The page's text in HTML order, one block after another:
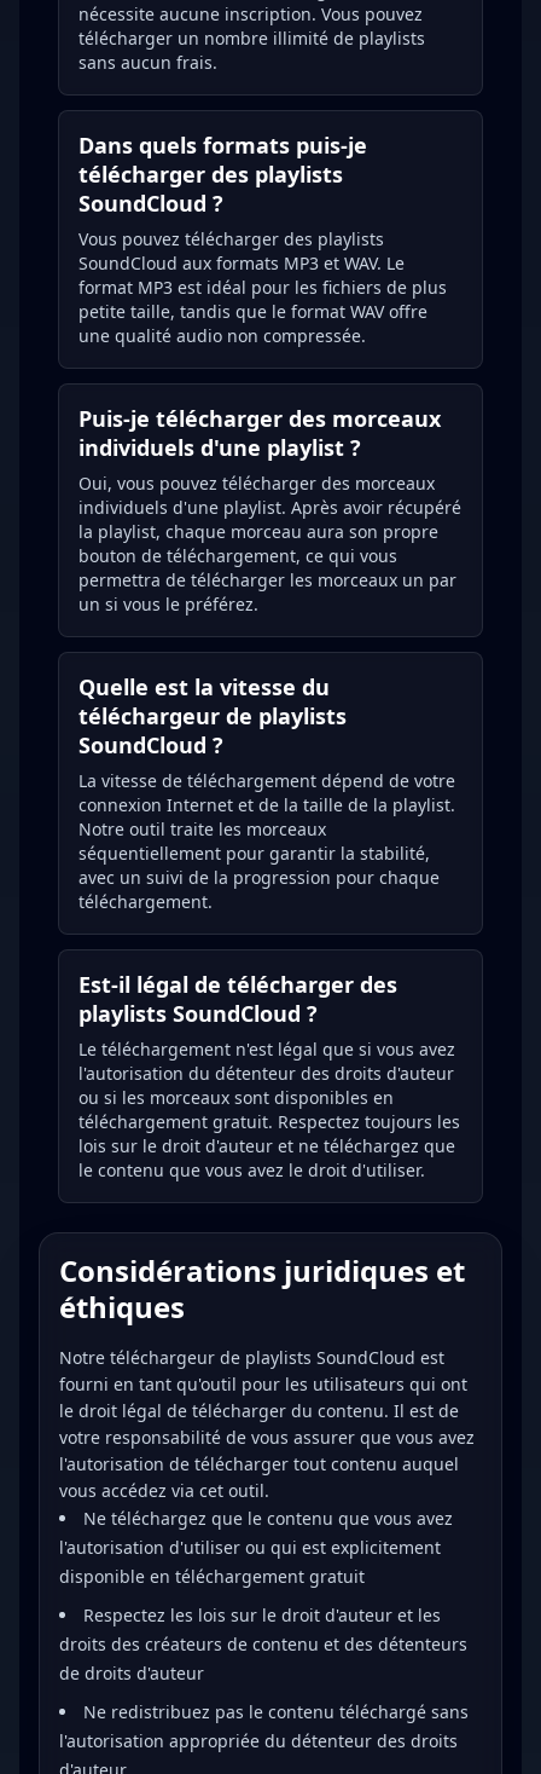
nécessite aucune inscription. Vous pouvez
télécharger un nombre illimité de playlists
sans aucun frais.
Dans quels formats puis-je
télécharger des playlists
SoundCloud ?
Vous pouvez télécharger des playlists
SoundCloud aux formats MP3 et WAV. Le
format MP3 est idéal pour les fichiers de plus
petite taille, tandis que le format WAV offre
une qualité audio non compressée.
Puis-je télécharger des morceaux
individuels d'une playlist ?
Oui, vous pouvez télécharger des morceaux
individuels d'une playlist. Après avoir récupéré
la playlist, chaque morceau aura son propre
bouton de téléchargement, ce qui vous
permettra de télécharger les morceaux un par
un si vous le préférez.
Quelle est la vitesse du
téléchargeur de playlists
SoundCloud ?
La vitesse de téléchargement dépend de votre
connexion Internet et de la taille de la playlist.
Notre outil traite les morceaux
séquentiellement pour garantir la stabilité,
avec un suivi de la progression pour chaque
téléchargement.
Est-il légal de télécharger des
playlists SoundCloud ?
Le téléchargement n'est légal que si vous avez
l'autorisation du détenteur des droits d'auteur
ou si les morceaux sont disponibles en
téléchargement gratuit. Respectez toujours les
lois sur le droit d'auteur et ne téléchargez que
le contenu que vous avez le droit d'utiliser.
Considérations juridiques et
éthiques
Notre téléchargeur de playlists SoundCloud est
fourni en tant qu'outil pour les utilisateurs qui ont
le droit légal de télécharger du contenu. Il est de
votre responsabilité de vous assurer que vous avez
l'autorisation de télécharger tout contenu auquel
vous accédez via cet outil.
Ne téléchargez que le contenu que vous avez
l'autorisation d'utiliser ou qui est explicitement
disponible en téléchargement gratuit
Respectez les lois sur le droit d'auteur et les
droits des créateurs de contenu et des détenteurs
de droits d'auteur
Ne redistribuez pas le contenu téléchargé sans
l'autorisation appropriée du détenteur des droits